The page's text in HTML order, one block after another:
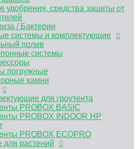
PROBOX INDOOR HP master
PROBOX ECOPRO
для растений
корпусные
светильники LED quantum
ДНАТ
ЭмПРА
и климат
газ CO2
и комплектующие для
вентиляторы
фильтры для гроубоксов
удобрения, средства защиты от
/ Бактерии
системы и комплектующие
полив
системы
погружные
камни
для гроутента
PROBOX BASIC
PROBOX INDOOR HP
PROBOX ECOPRO
растений